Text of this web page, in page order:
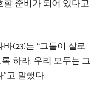
준비가 되어 있다고
(23)는 “그들이 살로
하라. 우리 모두는 그
고 말했다.